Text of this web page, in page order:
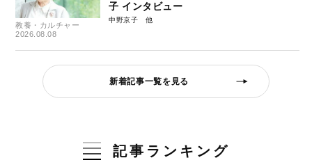
教養・カルチャー
2026.08.08
子 インタビュー
中野京子
新着記事一覧を見る
記事ランキング